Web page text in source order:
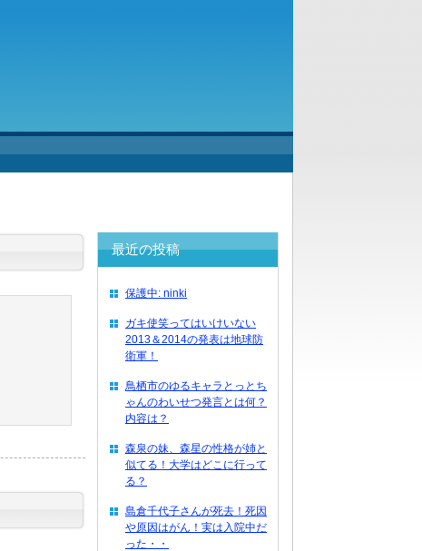
最近の投稿
保護中: ninki
ガキ使笑ってはいけいない
2013＆2014の発表は地球防
衛軍！
鳥栖市のゆるキャラとっとち
ゃんのわいせつ発言とは何？
内容は？
森泉の妹、森星の性格が姉と
似てる！大学はどこに行って
る？
島倉千代子さんが死去！死因
や原因はがん！実は入院中だ
った・・